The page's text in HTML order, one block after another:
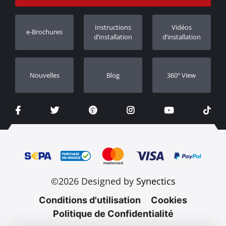
Suivi des commandes
Concessionnaires
e-Brochures
Instructions
d’installation
Vidéos
d’installation
Nouvelles Blog 360º View
©2026 Designed by Synectics
Conditions d'utilisation
Cookies
Politique de Confidentialité